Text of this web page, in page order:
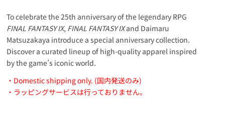
To celebrate the 25th anniversary of the legendary RPG
FINAL FANTASY IX, FINAL FANTASY IXand Daimaru
Matsuzakaya introduce a special anniversary collection.
Discover a curated lineup of high-quality apparel inspired
by the game’s iconic world.
・Domestic shipping only. (国内発送のみ)
・ラッピングサービスは行っておりません。